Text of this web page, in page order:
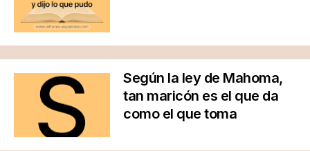
Según la ley de Mahoma,
tan maricón es el que da
como el que toma